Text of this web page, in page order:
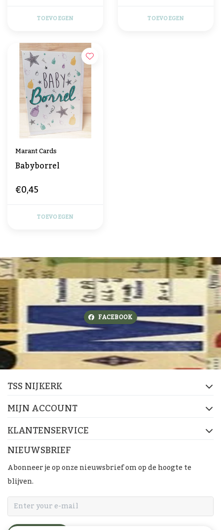
TOEVOEGEN TOEVOEGEN
Marant Cards
Babyborrel
€0,45
TOEVOEGEN
FACEBOOK
TSS NIJKERK
MIJN ACCOUNT
KLANTENSERVICE
NIEUWSBRIEF
Abonneer je op onze nieuwsbrief om op de hoogte te
blijven.